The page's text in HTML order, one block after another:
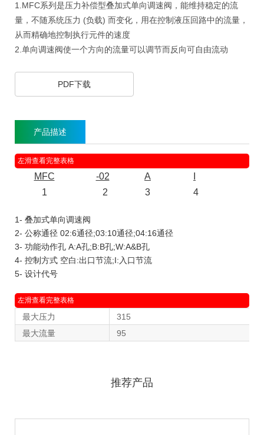
1.MFC系列是压力补偿型叠加式单向调速阀，能维持稳定的流
量，不随系统压力 (负载) 而变化，用在控制液压回路中的流量，
从而精确地控制执行元件的速度
2.单向调速阀使一个方向的流量可以调节而反向可自由流动
PDF下载
产品描述
MFC -02 A
1
2 3 4
1- 叠加式单向调速阀
2- 公称通径 02:6通径;03:10通径;04:16通径
3- 功能动作孔 A:A孔;B:B孔;W:A&B孔
4- 控制方式 空白:出口节流;I:入口节流
5- 设计代号
最大压力
315
最大流量
95
推荐产品